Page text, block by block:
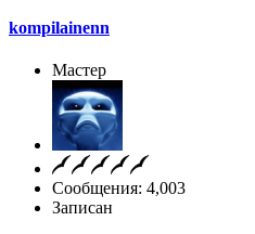
kompilainenn
Мастер
Сообщения: 4,003
Записан